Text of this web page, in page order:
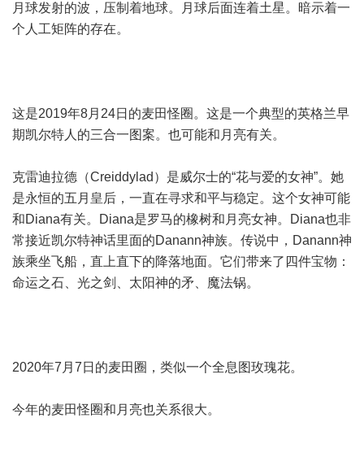
月球发射的波，压制着地球。月球后面连着土星。暗示着一
个人工矩阵的存在。
这是2019年8月24日的麦田怪圈。这是一个典型的英格兰早
期凯尔特人的三合一图案。也可能和月亮有关。
克雷迪拉德（Creiddylad）是威尔士的“花与爱的女神”。她
是永恒的五月皇后，一直在寻求和平与稳定。这个女神可能
和Diana有关。Diana是罗马的橡树和月亮女神。Diana也非
常接近凯尔特神话里面的Danann神族。传说中，Danann神
族乘坐飞船，直上直下的降落地面。它们带来了四件宝物：
命运之石、光之剑、太阳神的矛、魔法锅。
2020年7月7日的麦田圈，类似一个全息图玫瑰花。
今年的麦田怪圈和月亮也关系很大。